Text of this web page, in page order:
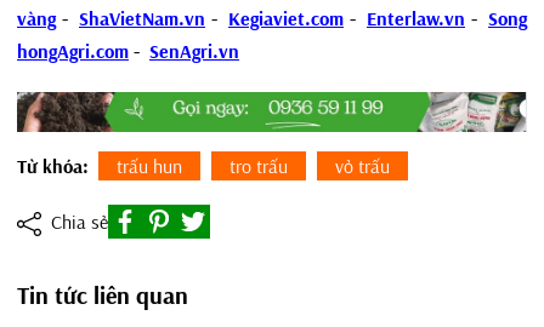
vàng- ShaVietNam.vn - Kegiaviet.com - Enterlaw.vn - Song
hongAgri.com - SenAgri.vn
Từ khóa: trấu hun tro trấu vỏ trấu
Chia sẻ
Tin tức liên quan